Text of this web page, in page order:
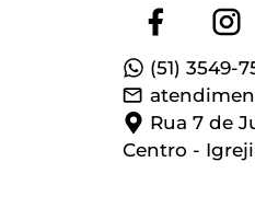
(51) 3549-
Rua 7 de
Centro -